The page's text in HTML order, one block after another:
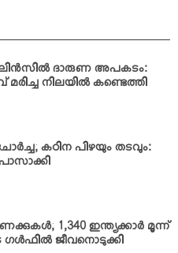
ലിന്‍സില്‍ ദാരുണ അപകടം:
മരിച്ച നിലയില്‍ കണ്ടെത്തി
കഠിന പിഴയും തടവും:
1,340 ഇന്ത്യക്കാര്‍ മൂന്ന്
ഗള്‍ഫില്‍ ജീവനൊടുക്കി